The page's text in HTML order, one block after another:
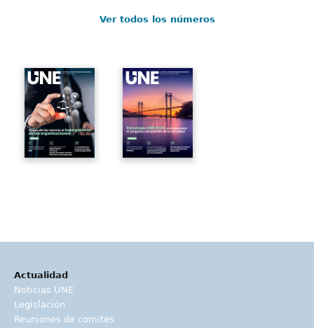
Ver todos los números
Actualidad
Noticias UNE
Legislación
Reuniones de comités